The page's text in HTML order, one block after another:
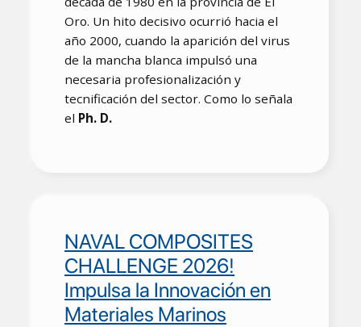
Oro. Un hito decisivo ocurrió hacia el
año 2000, cuando la aparición del virus
de la mancha blanca impulsó una
necesaria profesionalización y
tecnificación del sector. Como lo señala
el Ph. D.
NAVAL COMPOSITES
CHALLENGE 2026!
Impulsa la Innovación en
Materiales Marinos